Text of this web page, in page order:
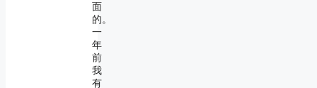
面
的。
一
年
前
我
有